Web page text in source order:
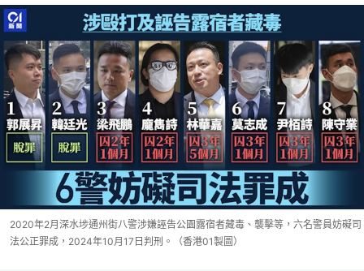
2020年2月深水埗通州街八警涉嫌誣告公園露宿者藏毒、襲擊等，六名警員妨礙司
法公正罪成，2024年10月17日判刑。（香港01製圖）